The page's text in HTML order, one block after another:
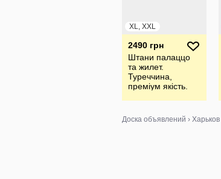
XL, XXL
2490 грн
Штани палаццо
та жилет.
Туреччина,
преміум якість.
Доска объявлений › Харьков